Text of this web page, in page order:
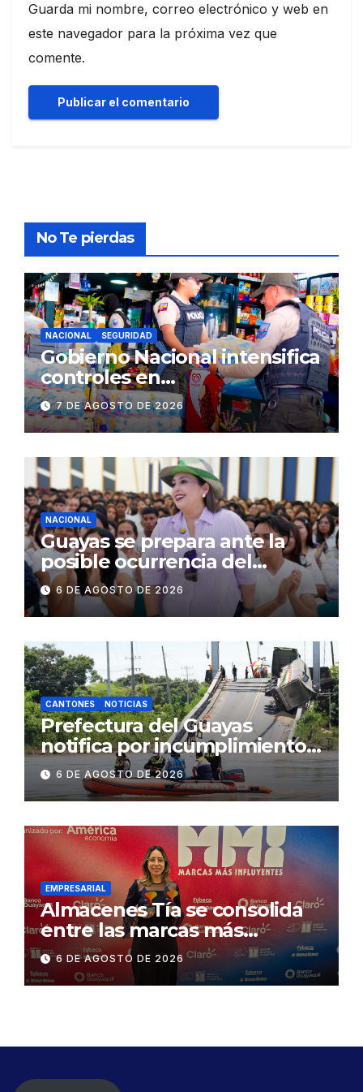
Guarda mi nombre, correo electrónico y web en
este navegador para la próxima vez que
comente.
No Te pierdas
NACIONAL SEGURIDAD
Gobierno Nacional intensifica
controles en
establecimientos y espacios
públicos de Pichincha: 684
operativos en zonas
comerciales y de
concurrencia
7 DE AGOSTO DE 2026
NACIONAL
Guayas se prepara ante la
posible ocurrencia del
fenómeno de El Niño:
Gobierno Nacional capacita a
2.500 jóvenes
6 DE AGOSTO DE 2026
CANTONES NOTICIAS
Prefectura del Guayas
notifica por incumplimiento
contractual a la
Concesionaria CONORTE y
exige celeridad en
desmontaje del puente
Gonzalo Icaza Cornejo, en
Daule
6 DE AGOSTO DE 2026
EMPRESARIAL
Almacenes Tía se consolida
entre las marcas más
influyentes del Ecuador
6 DE AGOSTO DE 2026